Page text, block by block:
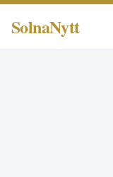
SolnaNytt